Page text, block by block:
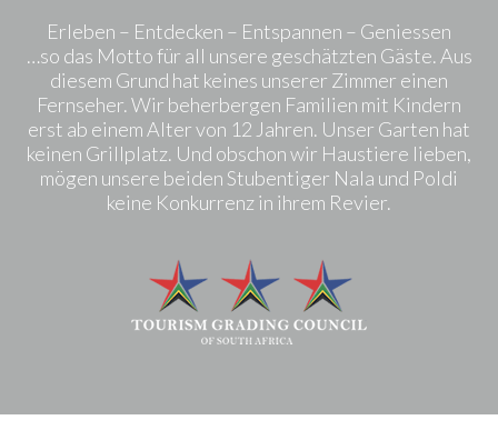
Erleben – Entdecken – Entspannen – Geniessen
…so das Motto für all unsere geschätzten Gäste. Aus
diesem Grund hat keines unserer Zimmer einen
Fernseher. Wir beherbergen Familien mit Kindern
erst ab einem Alter von 12 Jahren. Unser Garten hat
keinen Grillplatz. Und obschon wir Haustiere lieben,
mögen unsere beiden Stubentiger Nala und Poldi
keine Konkurrenz in ihrem Revier.